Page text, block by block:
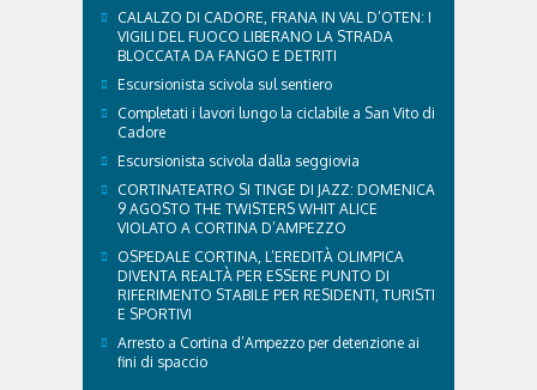
CALALZO DI CADORE, FRANA IN VAL D’OTEN: I
VIGILI DEL FUOCO LIBERANO LA STRADA
BLOCCATA DA FANGO E DETRITI
Escursionista scivola sul sentiero
Completati i lavori lungo la ciclabile a San Vito di
Cadore
Escursionista scivola dalla seggiovia
CORTINATEATRO SI TINGE DI JAZZ: DOMENICA
9 AGOSTO THE TWISTERS WHIT ALICE
VIOLATO A CORTINA D’AMPEZZO
OSPEDALE CORTINA, L’EREDITÀ OLIMPICA
DIVENTA REALTÀ PER ESSERE PUNTO DI
RIFERIMENTO STABILE PER RESIDENTI, TURISTI
E SPORTIVI
Arresto a Cortina d’Ampezzo per detenzione ai
fini di spaccio